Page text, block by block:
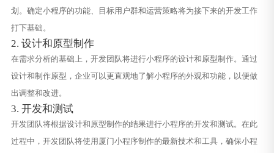
划。确定小程序的功能、目标用户群和运营策略将为接下来的开发工作
打下基础。
2. 设计和原型制作
在需求分析的基础上，开发团队将进行小程序的设计和原型制作。通过
设计和制作原型，企业可以更直观地了解小程序的外观和功能，以便做
出调整和改进。
3. 开发和测试
开发团队将根据设计和原型制作的结果进行小程序的开发和测试。在此
过程中，开发团队将使用厦门小程序制作的最新技术和工具，确保小程